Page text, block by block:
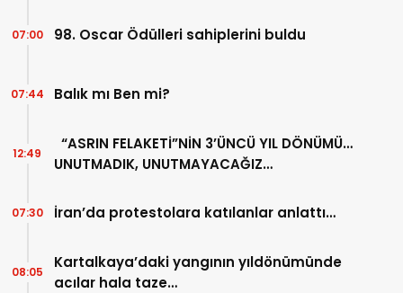
98. Oscar Ödülleri sahiplerini buldu
07:00
Balık mı Ben mi?
07:44
“ASRIN FELAKETİ”NİN 3’ÜNCÜ YIL DÖNÜMÜ…
UNUTMADIK, UNUTMAYACAĞIZ…
12:49
İran’da protestolara katılanlar anlattı…
07:30
Kartalkaya’daki yangının yıldönümünde
acılar hala taze…
08:05